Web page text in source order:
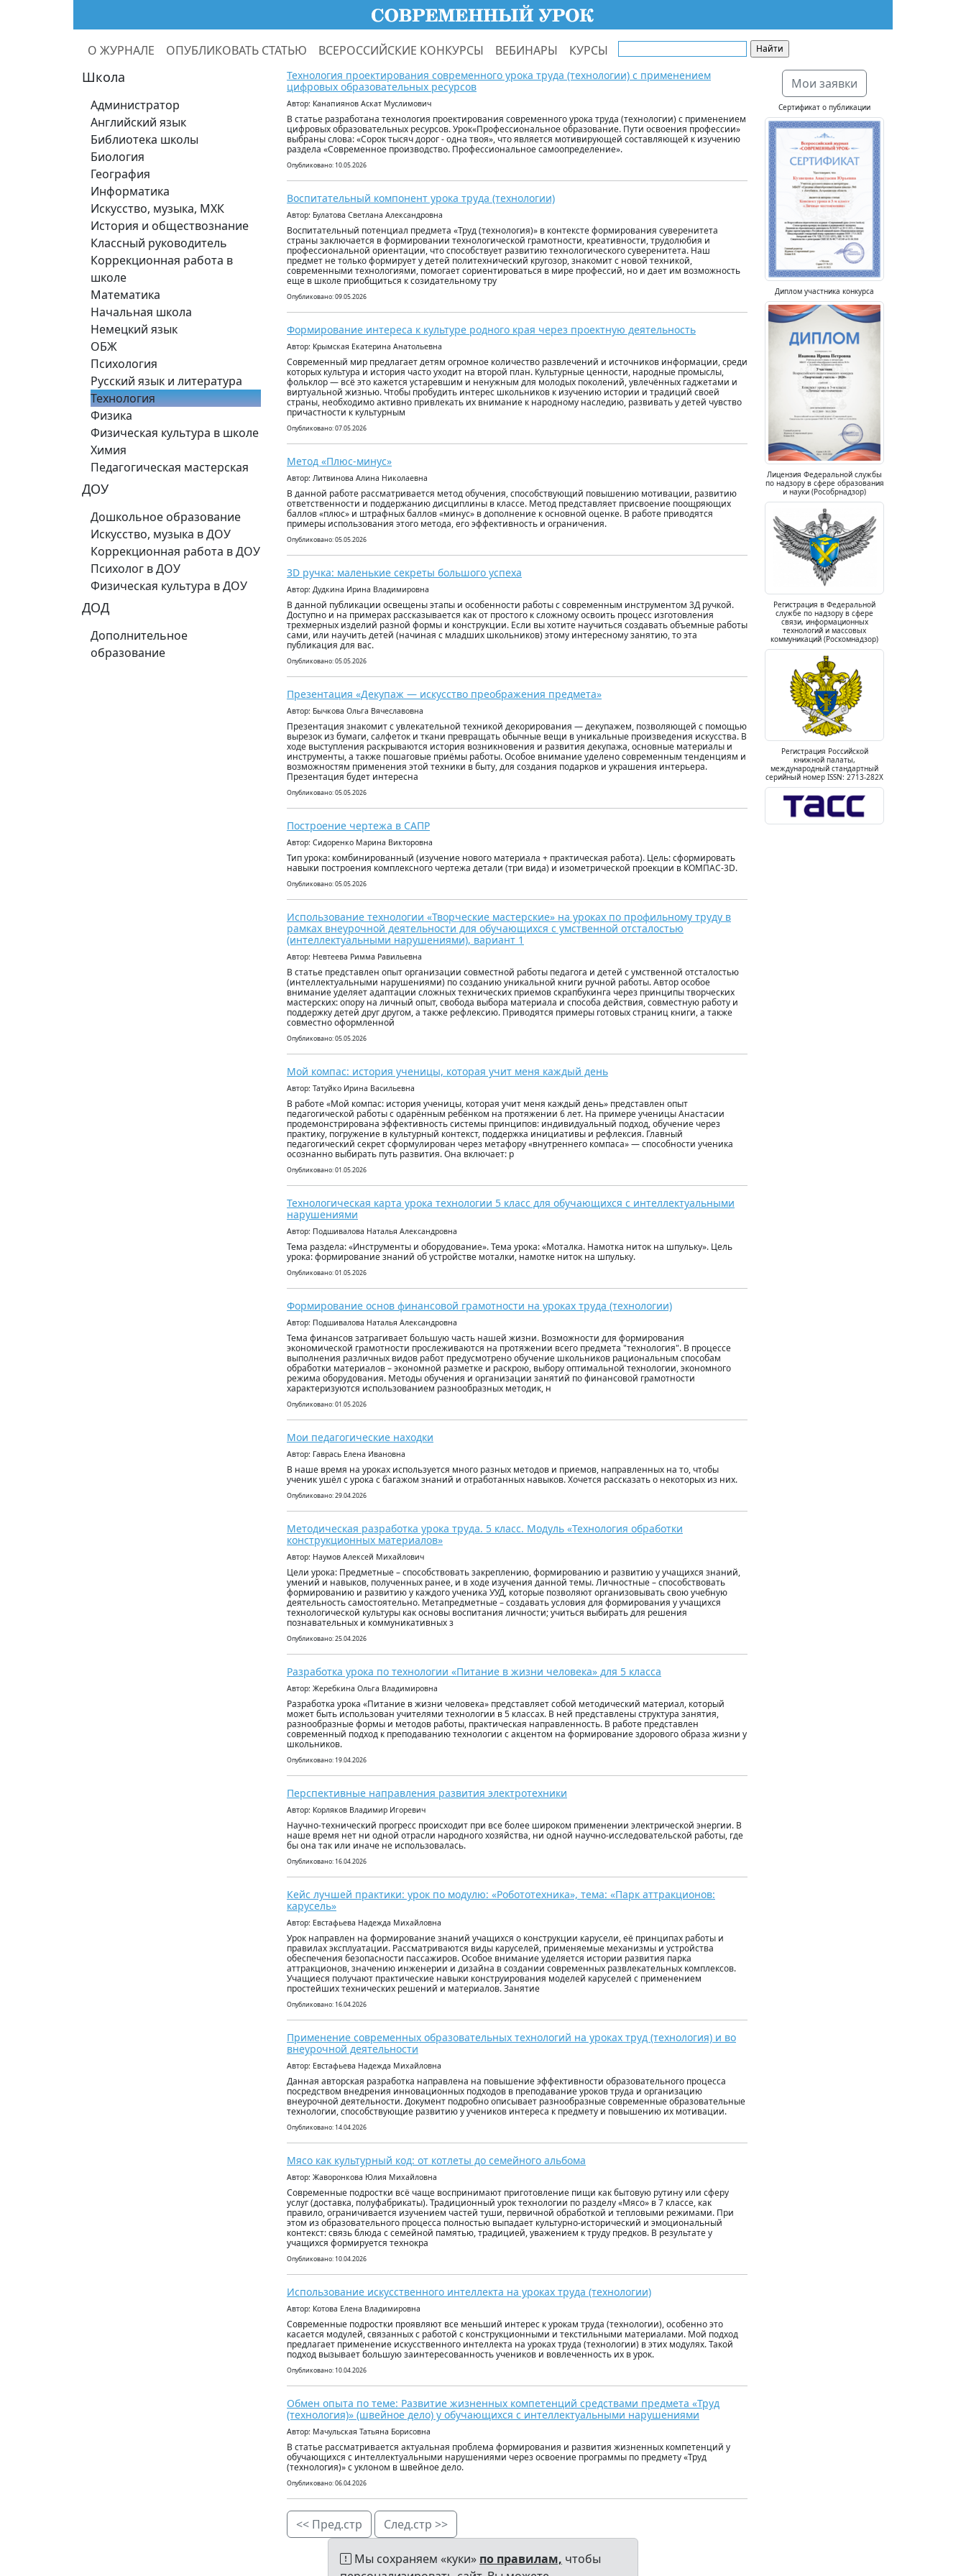
О ЖУРНАЛЕ ОПУБЛИКОВАТЬ СТАТЬЮ ВСЕРОССИЙСКИЕ КОНКУРСЫ ВЕБИНАРЫ КУРСЫ
Школа
Администратор
Английский язык
Библиотека школы
Биология
География
Информатика
Искусство, музыка, МХК
История и обществознание
Классный руководитель
Коррекционная работа в
школе
Математика
Начальная школа
Немецкий язык
ОБЖ
Психология
Русский язык и литература
Технология
Физика
Физическая культура в школе
Химия
Педагогическая мастерская
ДОУ
Дошкольное образование
Искусство, музыка в ДОУ
Коррекционная работа в ДОУ
Психолог в ДОУ
Физическая культура в ДОУ
ДОД
Дополнительное
образование
Технология проектирования современного урока труда (технологии) с применением
цифровых образовательных ресурсов
Автор: Канапиянов Аскат Муслимович
В статье разработана технология проектирования современного урока труда (технологии) с применением
цифровых образовательных ресурсов. Урок«Профессиональное образование. Пути освоения профессии»
выбраны слова: «Сорок тысяч дорог - одна твоя», что является мотивирующей составляющей к изучению
раздела «Современное производство. Профессиональное самоопределение».
Опубликовано: 10.05.2026
Воспитательный компонент урока труда (технологии)
Автор: Булатова Светлана Александровна
Воспитательный потенциал предмета «Труд (технология)» в контексте формирования суверенитета
страны заключается в формировании технологической грамотности, креативности, трудолюбия и
профессиональной ориентации, что способствует развитию технологического суверенитета. Наш
предмет не только формирует у детей политехнический кругозор, знакомит с новой техникой,
современными технологиями, помогает сориентироваться в мире профессий, но и дает им возможность
еще в школе приобщиться к созидательному тру
Опубликовано: 09.05.2026
Формирование интереса к культуре родного края через проектную деятельность
Автор: Крымская Екатерина Анатольевна
Современный мир предлагает детям огромное количество развлечений и источников информации, среди
которых культура и история часто уходит на второй план. Культурные ценности, народные промыслы,
фольклор — всё это кажется устаревшим и ненужным для молодых поколений, увлечённых гаджетами и
виртуальной жизнью. Чтобы пробудить интерес школьников к изучению истории и традиций своей
страны, необходимо активно привлекать их внимание к народному наследию, развивать у детей чувство
причастности к культурным
Опубликовано: 07.05.2026
Метод «Плюс-минус»
Автор: Литвинова Алина Николаевна
В данной работе рассматривается метод обучения, способствующий повышению мотивации, развитию
ответственности и поддержанию дисциплины в классе. Метод представляет присвоение поощряющих
баллов «плюс» и штрафных баллов «минус» в дополнение к основной оценке. В работе приводятся
примеры использования этого метода, его эффективность и ограничения.
Опубликовано: 05.05.2026
3D ручка: маленькие секреты большого успеха
Автор: Дудкина Ирина Владимировна
В данной публикации освещены этапы и особенности работы с современным инструментом 3Д ручкой.
Доступно и на примерах рассказывается как от простого к сложному освоить процесс изготовления
трехмерных изделий разной формы и конструкции. Если вы хотите научиться создавать объемные работы
сами, или научить детей (начиная с младших школьников) этому интересному занятию, то эта
публикация для вас.
Опубликовано: 05.05.2026
Презентация «Декупаж — искусство преображения предмета»
Автор: Бычкова Ольга Вячеславовна
Презентация знакомит с увлекательной техникой декорирования — декупажем, позволяющей с помощью
вырезок из бумаги, салфеток и ткани превращать обычные вещи в уникальные произведения искусства. В
ходе выступления раскрываются история возникновения и развития декупажа, основные материалы и
инструменты, а также пошаговые приёмы работы. Особое внимание уделено современным тенденциям и
возможностям применения этой техники в быту, для создания подарков и украшения интерьера.
Презентация будет интересна
Опубликовано: 05.05.2026
Построение чертежа в САПР
Автор: Сидоренко Марина Викторовна
Тип урока: комбинированный (изучение нового материала + практическая работа). Цель: сформировать
навыки построения комплексного чертежа детали (три вида) и изометрической проекции в КОМПАС‑3D.
Опубликовано: 05.05.2026
Использование технологии «Творческие мастерские» на уроках по профильному труду в
рамках внеурочной деятельности для обучающихся с умственной отсталостью
(интеллектуальными нарушениями), вариант 1
Автор: Невтеева Римма Равильевна
В статье представлен опыт организации совместной работы педагога и детей с умственной отсталостью
(интеллектуальными нарушениями) по созданию уникальной книги ручной работы. Автор особое
внимание уделяет адаптации сложных технических приемов скрапбукинга через принципы творческих
мастерских: опору на личный опыт, свобода выбора материала и способа действия, совместную работу и
поддержку детей друг другом, а также рефлексию. Приводятся примеры готовых страниц книги, а также
совместно оформленной
Опубликовано: 05.05.2026
Мой компас: история ученицы, которая учит меня каждый день
Автор: Татуйко Ирина Васильевна
В работе «Мой компас: история ученицы, которая учит меня каждый день» представлен опыт
педагогической работы с одарённым ребёнком на протяжении 6 лет. На примере ученицы Анастасии
продемонстрирована эффективность системы принципов: индивидуальный подход, обучение через
практику, погружение в культурный контекст, поддержка инициативы и рефлексия. Главный
педагогический секрет сформулирован через метафору «внутреннего компаса» — способности ученика
осознанно выбирать путь развития. Она включает: р
Опубликовано: 01.05.2026
Технологическая карта урока технологии 5 класс для обучающихся с интеллектуальными
нарушениями
Автор: Подшивалова Наталья Александровна
Тема раздела: «Инструменты и оборудование». Тема урока: «Моталка. Намотка ниток на шпульку». Цель
урока: формирование знаний об устройстве моталки, намотке ниток на шпульку.
Опубликовано: 01.05.2026
Формирование основ финансовой грамотности на уроках труда (технологии)
Автор: Подшивалова Наталья Александровна
Тема финансов затрагивает большую часть нашей жизни. Возможности для формирования
экономической грамотности прослеживаются на протяжении всего предмета "технология". В процессе
выполнения различных видов работ предусмотрено обучение школьников рациональным способам
обработки материалов – экономной разметке и раскрою, выбору оптимальной технологии, экономного
режима оборудования. Методы обучения и организации занятий по финансовой грамотности
характеризуются использованием разнообразных методик, н
Опубликовано: 01.05.2026
Мои педагогические находки
Автор: Гаврась Елена Ивановна
В наше время на уроках используется много разных методов и приемов, направленных на то, чтобы
ученик ушёл с урока с багажом знаний и отработанных навыков. Хочется рассказать о некоторых из них.
Опубликовано: 29.04.2026
Методическая разработка урока труда. 5 класс. Модуль «Технология обработки
конструкционных материалов»
Автор: Наумов Алексей Михайлович
Цели урока: Предметные – способствовать закреплению, формированию и развитию у учащихся знаний,
умений и навыков, полученных ранее, и в ходе изучения данной темы. Личностные – способствовать
формированию и развитию у каждого ученика УУД, которые позволяют организовывать свою учебную
деятельность самостоятельно. Метапредметные – создавать условия для формирования у учащихся
технологической культуры как основы воспитания личности; учиться выбирать для решения
познавательных и коммуникативных з
Опубликовано: 25.04.2026
Разработка урока по технологии «Питание в жизни человека» для 5 класса
Автор: Жеребкина Ольга Владимировна
Разработка урока «Питание в жизни человека» представляет собой методический материал, который
может быть использован учителями технологии в 5 классах. В ней представлены структура занятия,
разнообразные формы и методов работы, практическая направленность. В работе представлен
современный подход к преподаванию технологии с акцентом на формирование здорового образа жизни у
школьников.
Опубликовано: 19.04.2026
Перспективные направления развития электротехники
Автор: Корляков Владимир Игоревич
Научно-технический прогресс происходит при все более широком при­менении электрической энергии. В
наше время нет ни одной отрасли народного хозяйства, ни одной научно-исследовательской работы, где
бы она так или иначе не использовалась.
Опубликовано: 16.04.2026
Кейс лучшей практики: урок по модулю: «Робототехника», тема: «Парк аттракционов:
карусель»
Автор: Евстафьева Надежда Михайловна
Урок направлен на формирование знаний учащихся о конструкции карусели, её принципах работы и
правилах эксплуатации. Рассматриваются виды каруселей, применяемые механизмы и устройства
обеспечения безопасности пассажиров. Особое внимание уделяется истории развития парка
аттракционов, значению инженерии и дизайна в создании современных развлекательных комплексов.
Учащиеся получают практические навыки конструирования моделей каруселей с применением
простейших технических решений и материалов. Занятие
Опубликовано: 16.04.2026
Применение современных образовательных технологий на уроках труд (технология) и во
внеурочной деятельности
Автор: Евстафьева Надежда Михайловна
Данная авторская разработка направлена на повышение эффективности образовательного процесса
посредством внедрения инновационных подходов в преподавание уроков труда и организацию
внеурочной деятельности. Документ подробно описывает разнообразные современные образовательные
технологии, способствующие развитию у учеников интереса к предмету и повышению их мотивации.
Опубликовано: 14.04.2026
Мясо как культурный код: от котлеты до семейного альбома
Автор: Жаворонкова Юлия Михайловна
Современные подростки всё чаще воспринимают приготовление пищи как бытовую рутину или сферу
услуг (доставка, полуфабрикаты). Традиционный урок технологии по разделу «Мясо» в 7 классе, как
правило, ограничивается изучением частей туши, первичной обработкой и тепловыми режимами. При
этом из образовательного процесса полностью выпадает культурно-исторический и эмоциональный
контекст: связь блюда с семейной памятью, традицией, уважением к труду предков. В результате у
учащихся формируется технокра
Опубликовано: 10.04.2026
Использование искусственного интеллекта на уроках труда (технологии)
Автор: Котова Елена Владимировна
Современные подростки проявляют все меньший интерес к урокам труда (технологии), особенно это
касается модулей, связанных с работой с конструкционными и текстильными материалами. Мой подход
предлагает применение искусственного интеллекта на уроках труда (технологии) в этих модулях. Такой
подход вызывает большую заинтересованность учеников и вовлеченность их в урок.
Опубликовано: 10.04.2026
Обмен опыта по теме: Развитие жизненных компетенций средствами предмета «Труд
(технология)» (швейное дело) у обучающихся с интеллектуальными нарушениями
Автор: Мачульская Татьяна Борисовна
В статье рассматривается актуальная проблема формирования и развития жизненных компетенций у
обучающихся с интеллектуальными нарушениями через освоение программы по предмету «Труд
(технология)» с уклоном в швейное дело.
Опубликовано: 06.04.2026
<< Пред.стр След.стр >>
Мои заявки
Сертификат о публикации
Диплом участника конкурса
Лицензия Федеральной службы
по надзору в сфере образования
и науки (Рособрнадзор)
Регистрация в Федеральной
службе по надзору в сфере
связи, информационных
технологий и массовых
коммуникаций (Роскомнадзор)
Регистрация Российской
книжной палаты,
международный стандартный
серийный номер ISSN: 2713-282X
Мы сохраняем «куки» по правилам, чтобы